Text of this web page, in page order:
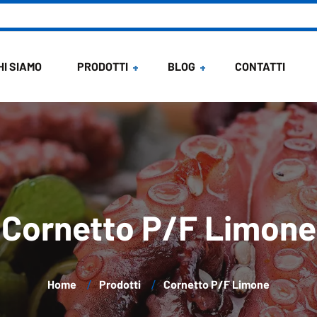
SIAMO PRODOTTI BLOG
News
Ricette di Maria
CONTATTI
Cornetto P/F Limone
Home Prodotti Cornetto P/F Limone